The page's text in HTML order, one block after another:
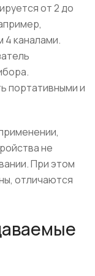
от 2 до
4 каналами.
портативными и
не
При этом
отличаются